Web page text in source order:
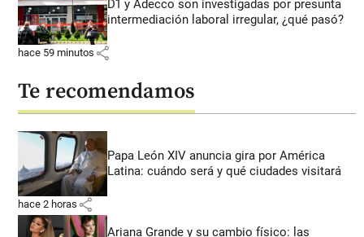
D1 y Adecco son investigadas por presunta
intermediación laboral irregular, ¿qué pasó?
hace 59 minutos share
Te recomendamos
Papa León XIV anuncia gira por América
Latina: cuándo será y qué ciudades visitará
hace 2 horas share
Ariana Grande y su cambio físico: las